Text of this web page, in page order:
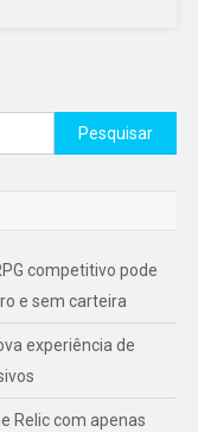
Pesquisar
por:
competitivo pode
e sem carteira
experiência de
Relic com apenas